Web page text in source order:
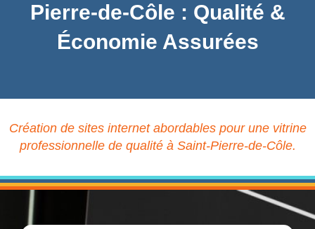
Pierre-de-Côle : Qualité &
Économie Assurées
Création de sites internet abordables pour une vitrine
professionnelle de qualité à Saint-Pierre-de-Côle.